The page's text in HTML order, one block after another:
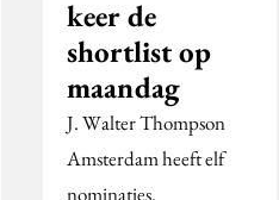
keer de
shortlist op
maandag
J. Walter Thompson
Amsterdam heeft elf
nominaties.